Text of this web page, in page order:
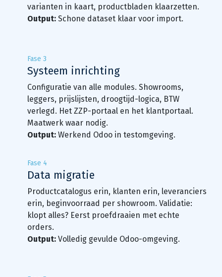
varianten in kaart, productbladen klaarzetten.
Output: Schone dataset klaar voor import.
Fase 3
Systeem inrichting
Configuratie van alle modules. Showrooms,
leggers, prijslijsten, droogtijd-logica, BTW
verlegd. Het ZZP-portaal en het klantportaal.
Maatwerk waar nodig.
Output: Werkend Odoo in testomgeving.
Fase 4
Data migratie
Productcatalogus erin, klanten erin, leveranciers
erin, beginvoorraad per showroom. Validatie:
klopt alles? Eerst proefdraaien met echte
orders.
Output: Volledig gevulde Odoo-omgeving.